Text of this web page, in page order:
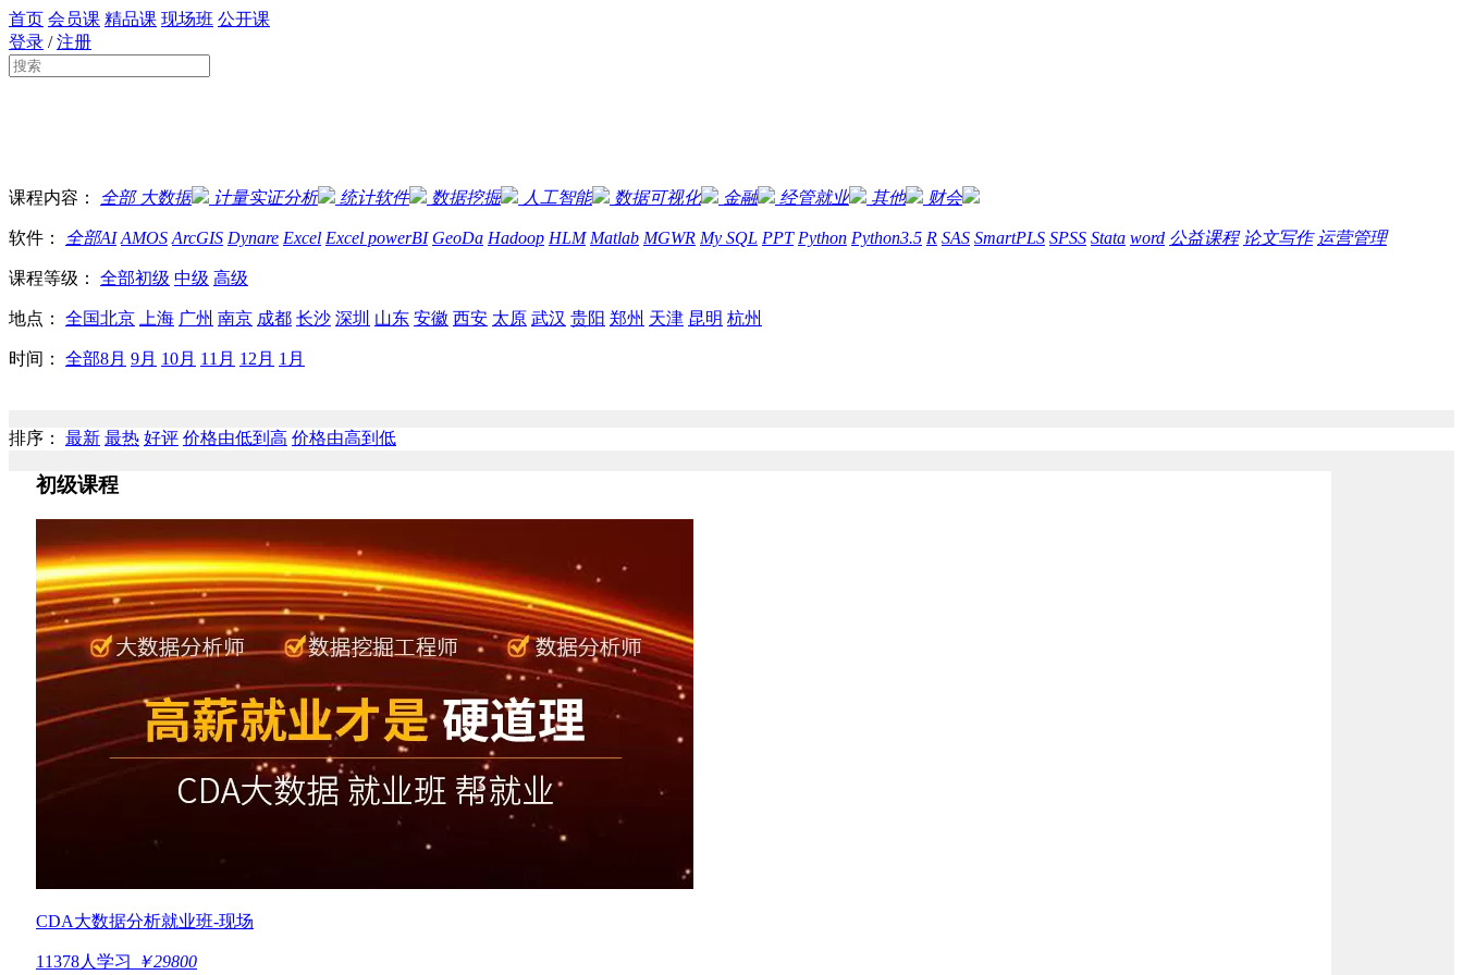
首页 会员课 精品课 现场班 公开课
登录 /注册
课程内容： 全部大数据 计量实证分析 统计软件 数据挖掘 人工智能 数据可视化 金融 经管就业 其他 财会
软件： 全部AI AMOS ArcGIS Dynare Excel Excel powerBI GeoDa Hadoop HLM Matlab MGWR My SQL PPT Python Python3.5 R SAS SmartPLS SPSS Stata word 公益课程 论文写作 运营管理
课程等级： 全部初级 中级 高级
地点： 全国北京 上海 广州 南京 成都 长沙 深圳 山东 安徽 西安 太原 武汉 贵阳 郑州 天津 昆明 杭州
时间： 全部8月 9月 10月 11月 12月 1月
排序： 最新 最热 好评 价格由低到高 价格由高到低
初级课程
CDA大数据分析就业班-现场
11378人学习
￥29800